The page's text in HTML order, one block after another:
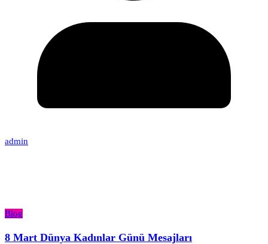
admin
Blog
8 Mart Dünya Kadınlar Günü Mesajları